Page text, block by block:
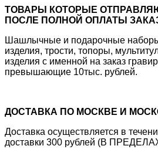
ТОВАРЫ КОТОРЫЕ
ПОСЛЕ ПОЛНОЙ ОПЛАТЫ
Шашлычные и подарочные
изделия, трости, топоры,
изделия с именной на заказ
превышающие 10тыс. рублей.
ДОСТАВКА ПО МОСКВЕ И
Доставка осуществляется в
доставки 300 рублей (В